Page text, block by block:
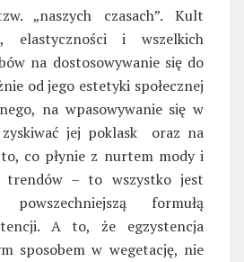
„naszych czasach”. Kult
elastyczności i wszelkich
na dostosowywanie się do
od jego estetyki społecznej
na wpasowywanie się w
jej poklask oraz na
co płynie z nurtem mody i
trendów – to wszystko jest
formułą
A to, że egzystencja
sposobem w wegetację, nie